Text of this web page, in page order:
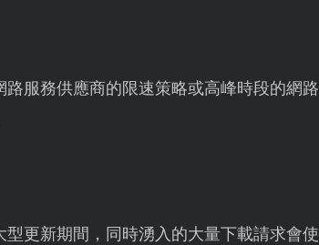
服務供應商的限速策略或高峰時段的網路
更新期間，同時湧入的大量下載請求會使